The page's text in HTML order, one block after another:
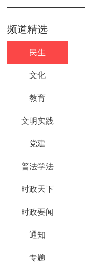
频道精选
民生
文化
教育
文明实践
党建
普法学法
时政天下
时政要闻
通知
专题